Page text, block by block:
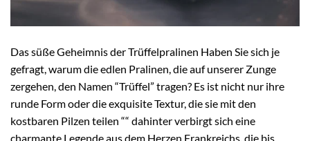
Das süße Geheimnis der Trüffelpralinen Haben Sie sich je
gefragt, warum die edlen Pralinen, die auf unserer Zunge
zergehen, den Namen “Trüffel” tragen? Es ist nicht nur ihre
runde Form oder die exquisite Textur, die sie mit den
kostbaren Pilzen teilen ““ dahinter verbirgt sich eine
charmante Legende aus dem Herzen Frankreichs, die bis